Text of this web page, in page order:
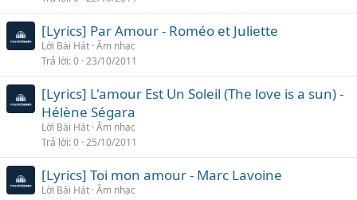
[Lyrics] Par Amour - Roméo et Juliette
Lời Bài Hát Âm nhạc
Trả lời 0 23/10/2011
[Lyrics] L'amour Est Un Soleil (The love is a sun) -
Hélène Ségara
Lời Bài Hát Âm nhạc
Trả lời 0 25/10/2011
[Lyrics] Toi mon amour - Marc Lavoine
Lời Bài Hát Âm nhạc